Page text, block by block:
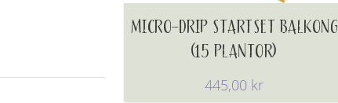
MICRO-DRIP STARTSET BALKONG
(15 PLANTOR)
445,00 kr